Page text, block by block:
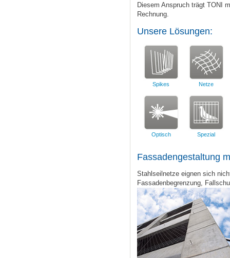
Diesem Anspruch trägt TONI
Rechnung.
Unsere Lösungen:
Spikes Netze
Optisch Spezial
Fassadengestaltung
Stahlseilnetze eignen sich
Fassadenbegrenzung,